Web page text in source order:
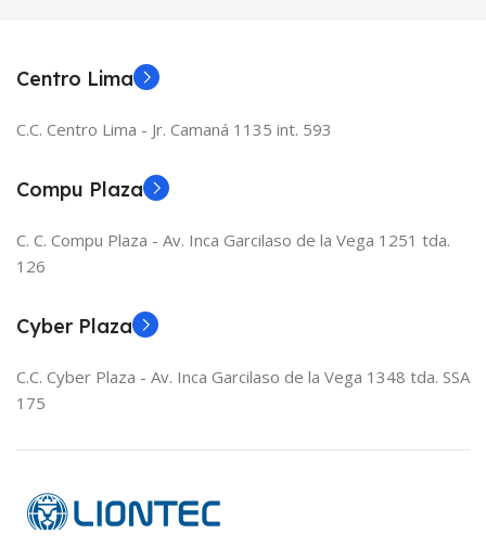
Centro Lima
C.C. Centro Lima - Jr. Camaná 1135 int. 593
Compu Plaza
C. C. Compu Plaza - Av. Inca Garcilaso de la Vega 1251 tda.
126
Cyber Plaza
C.C. Cyber Plaza - Av. Inca Garcilaso de la Vega 1348 tda. SSA
175